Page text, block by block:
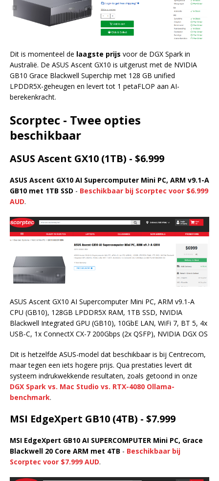
Dit is momenteel de laagste prijs voor de DGX Spark in
Australië. De ASUS Ascent GX10 is uitgerust met de NVIDIA
GB10 Grace Blackwell Superchip met 128 GB unified
LPDDR5X-geheugen en levert tot 1 petaFLOP aan AI-
berekenkracht.
Scorptec - Twee opties
beschikbaar
ASUS Ascent GX10 (1TB) - $6.999
ASUS Ascent GX10 AI Supercomputer Mini PC, ARM v9.1-A
GB10 met 1TB SSD - Beschikbaar bij Scorptec voor $6.999
AUD.
ASUS Ascent GX10 AI Supercomputer Mini PC, ARM v9.1-A
CPU (GB10), 128GB LPDDR5X RAM, 1TB SSD, NVIDIA
Blackwell Integrated GPU (GB10), 10GbE LAN, WiFi 7, BT 5, 4x
USB-C, 1x ConnectX CX-7 200Gbps (2x QSFP), NVIDIA DGX OS
Dit is hetzelfde ASUS-model dat beschikbaar is bij Centrecom,
maar tegen een iets hogere prijs. Qua prestaties levert dit
systeem indrukwekkende resultaten, zoals getoond in onze
DGX Spark vs. Mac Studio vs. RTX-4080 Ollama-
benchmark.
MSI EdgeXpert GB10 (4TB) - $7.999
MSI EdgeXpert GB10 AI SUPERCOMPUTER Mini PC, Grace
Blackwell 20 Core ARM met 4TB - Beschikbaar bij
Scorptec voor $7.999 AUD.